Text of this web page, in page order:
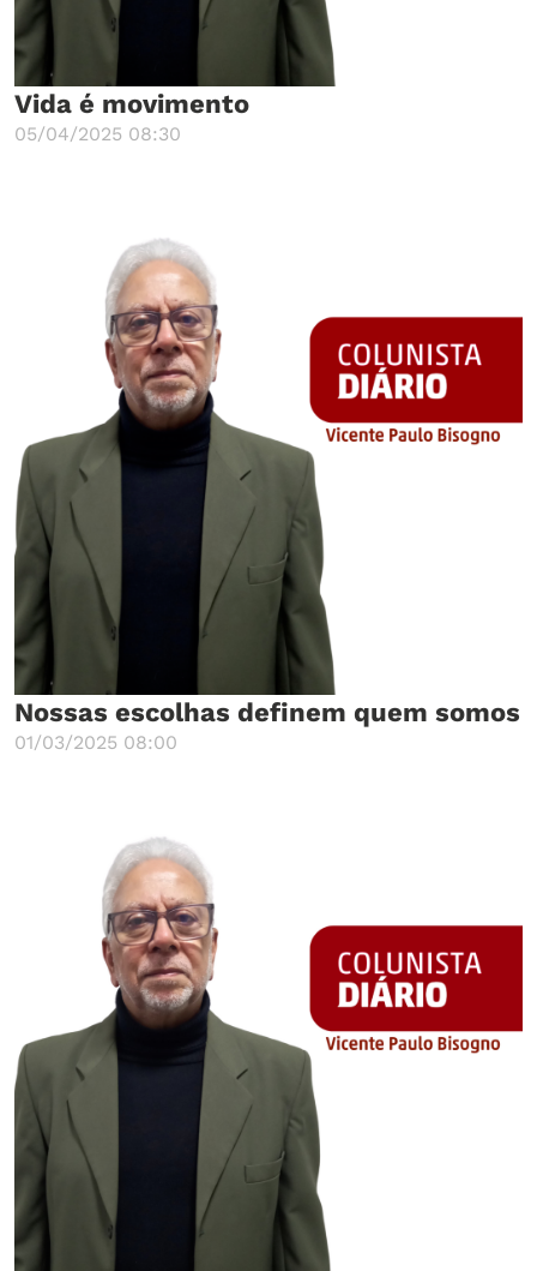
Vida é movimento
05/04/2025 08:30
Nossas escolhas definem quem somos
01/03/2025 08:00